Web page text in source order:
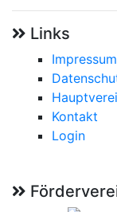
Links
Impressum
Kontakt
Login